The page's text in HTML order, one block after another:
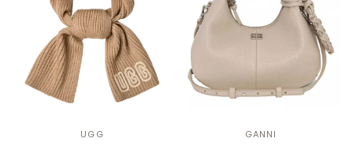
UGG GANNI